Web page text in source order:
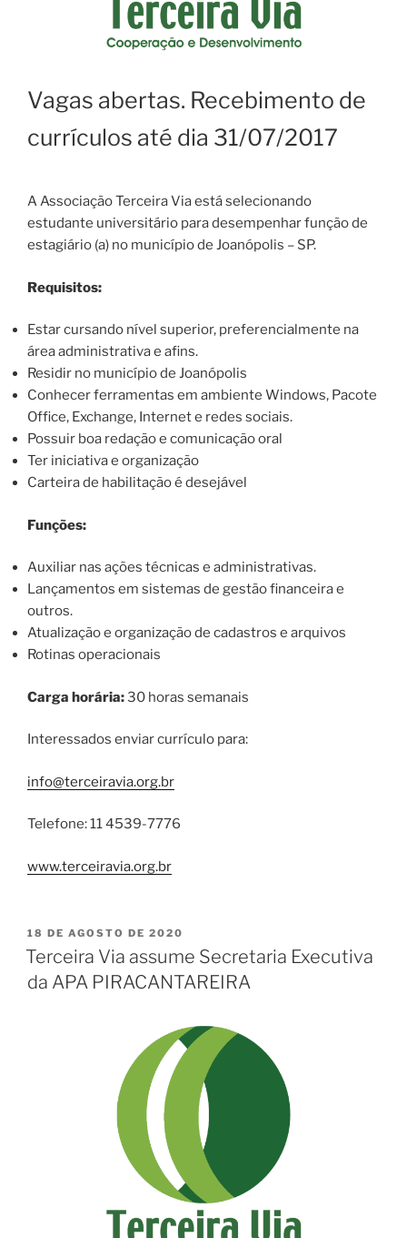
Vagas abertas. Recebimento de
currículos até dia 31/07/2017
A Associação Terceira Via está selecionando
estudante universitário para desempenhar função de
estagiário (a) no município de Joanópolis – SP.
Requisitos:
Estar cursando nível superior, preferencialmente na
área administrativa e afins.
Residir no município de Joanópolis
Conhecer ferramentas em ambiente Windows, Pacote
Office, Exchange, Internet e redes sociais.
Possuir boa redação e comunicação oral
Ter iniciativa e organização
Carteira de habilitação é desejável
Funções:
Auxiliar nas ações técnicas e administrativas.
Lançamentos em sistemas de gestão financeira e
outros.
Atualização e organização de cadastros e arquivos
Rotinas operacionais
Carga horária:30 horas semanais
Interessados enviar currículo para:
info@terceiravia.org.br
Telefone: 11 4539-7776
www.terceiravia.org.br
18 DE AGOSTO DE 2020
Terceira Via assume Secretaria Executiva
da APA PIRACANTAREIRA